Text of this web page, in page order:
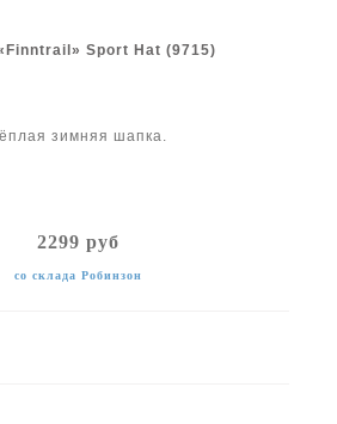
Sport Hat (9715)
зимняя шапка.
2299 руб
со склада Робинзон